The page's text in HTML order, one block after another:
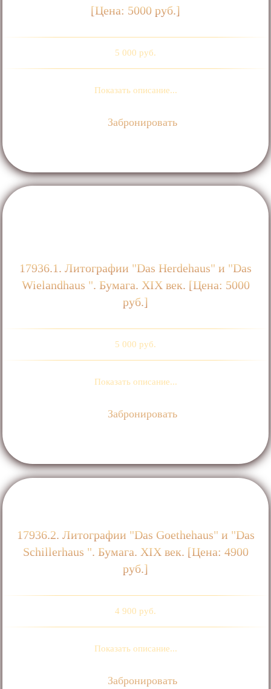
[Цена: 5000 руб.]
5 000 руб.
Показать описание...
Забронировать
17936.1. Литографии "Das Herdehaus" и "Das
Wielandhaus ". Бумага. ХIХ век. [Цена: 5000
руб.]
5 000 руб.
Показать описание...
Забронировать
17936.2. Литографии "Das Goethehaus" и "Das
Schillerhaus ". Бумага. ХIХ век. [Цена: 4900
руб.]
4 900 руб.
Показать описание...
Забронировать